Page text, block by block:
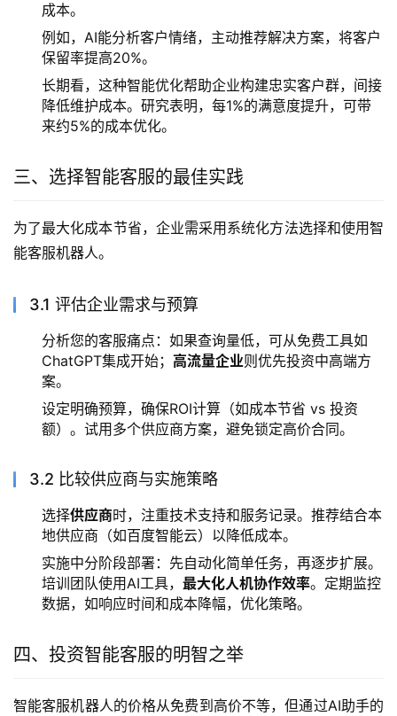
成本。
例如，AI能分析客户情绪，主动推荐解决方案，将客户
保留率提高20%。
长期看，这种智能优化帮助企业构建忠实客户群，间接
降低维护成本。研究表明，每1%的满意度提升，可带
来约5%的成本优化。
三、选择智能客服的最佳实践
为了最大化成本节省，企业需采用系统化方法选择和使用智
能客服机器人。
3.1 评估企业需求与预算
分析您的客服痛点：如果查询量低，可从免费工具如
ChatGPT集成开始； 高流量企业则优先投资中高端方
案。
设定明确预算，确保ROI计算（如成本节省 vs 投资
额）。试用多个供应商方案，避免锁定高价合同。
3.2 比较供应商与实施策略
选择供应商时，注重技术支持和服务记录。推荐结合本
地供应商（如百度智能云）以降低成本。
实施中分阶段部署：先自动化简单任务，再逐步扩展。
培训团队使用AI工具， 最大化人机协作效率。定期监控
数据，如响应时间和成本降幅，优化策略。
四、投资智能客服的明智之举
智能客服机器人的价格从免费到高价不等，但通过AI助手的